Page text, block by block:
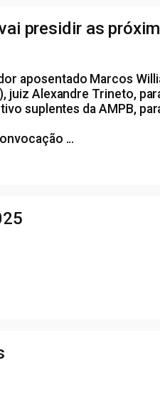
presidir as
aposentado Marcos
juiz Alexandre Trineto,
suplentes da AMPB,
...